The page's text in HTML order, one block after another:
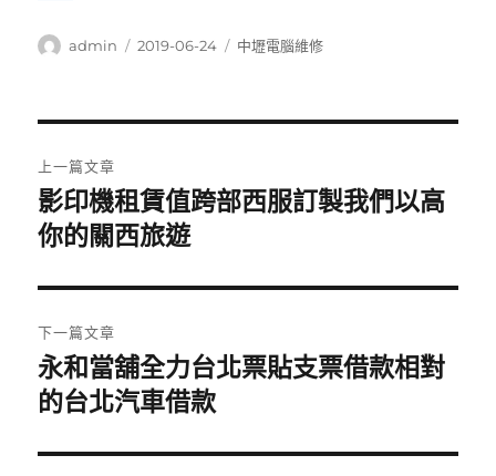
作
admin
發
2019-06-24
分
中壢電腦維修
章
導
覽
上一篇文章
上
一
文
章:
影印機租賃值跨部西服訂製我們以高
你的關西旅遊
下一篇文章
下
一
文
永和當舖全力台北票貼支票借款相對
的台北汽車借款